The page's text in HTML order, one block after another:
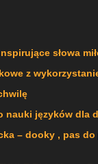
słowa
z
nauki języków dla
– dooky , pas